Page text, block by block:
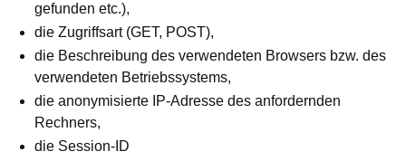
gefunden etc.),
die Zugriffsart (GET, POST),
die Beschreibung des verwendeten Browsers bzw. des
verwendeten Betriebssystems,
die anonymisierte IP-Adresse des anfordernden
Rechners,
die Session-ID